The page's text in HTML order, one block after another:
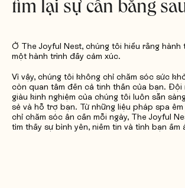
tìm lại sự cân bằng
Ở The Joyful Nest, chúng tôi hiểu rằng hành
một hành trình đầy cảm xúc.
Vì vậy, chúng tôi không chỉ chăm sóc sức
còn quan tâm đến cả tinh thần của bạn. Đội
giàu kinh nghiệm của chúng tôi luôn sẵn
sẻ và hỗ trợ bạn. Từ những liệu pháp spa
chỉ chăm sóc ân cần mỗi ngày, The Joyful
tìm thấy sự bình yên, niềm tin và tình bạn ấm